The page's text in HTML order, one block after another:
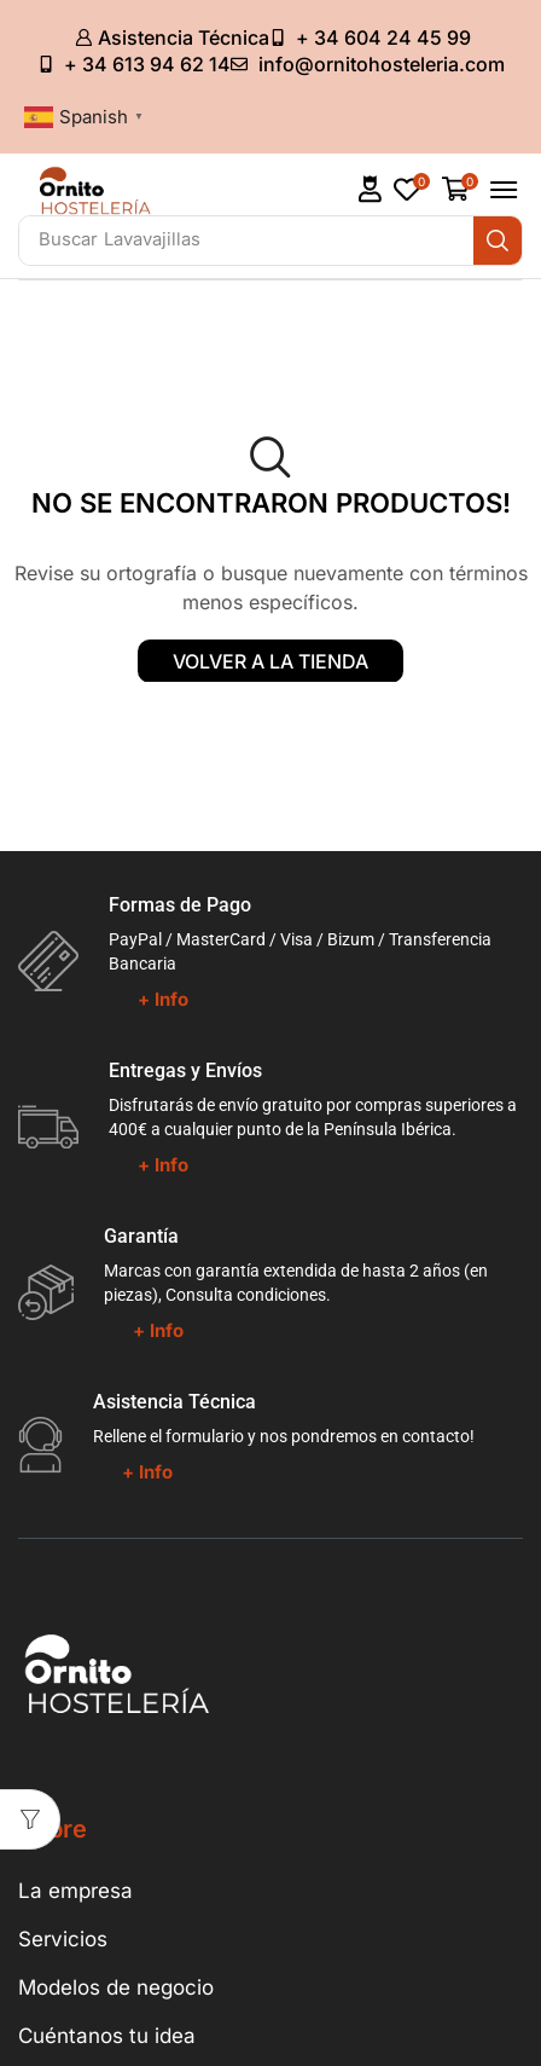
Asistencia Técnica
+ 34 604 24 45 99
+ 34 613 94 62 14
info@ornitohosteleria.com
Spanish ▼
Buscar Armarios refrigerados
0 0
NO SE ENCONTRARON PRODUCTOS!
Revise su ortografía o busque nuevamente con términos
menos específicos.
VOLVER A LA TIENDA
Formas de Pago
PayPal / MasterCard / Visa / Bizum / Transferencia
Bancaria
+ Info
Entregas y Envíos
Disfrutarás de envío gratuito por compras superiores a
400€ a cualquier punto de la Península Ibérica.
+ Info
Garantía
Marcas con garantía extendida de hasta 2 años (en
piezas), Consulta condiciones.
+ Info
Asistencia Técnica
Rellene el formulario y nos pondremos en contacto!
+ Info
Sobre
La empresa
Servicios
Modelos de negocio
Cuéntanos tu idea